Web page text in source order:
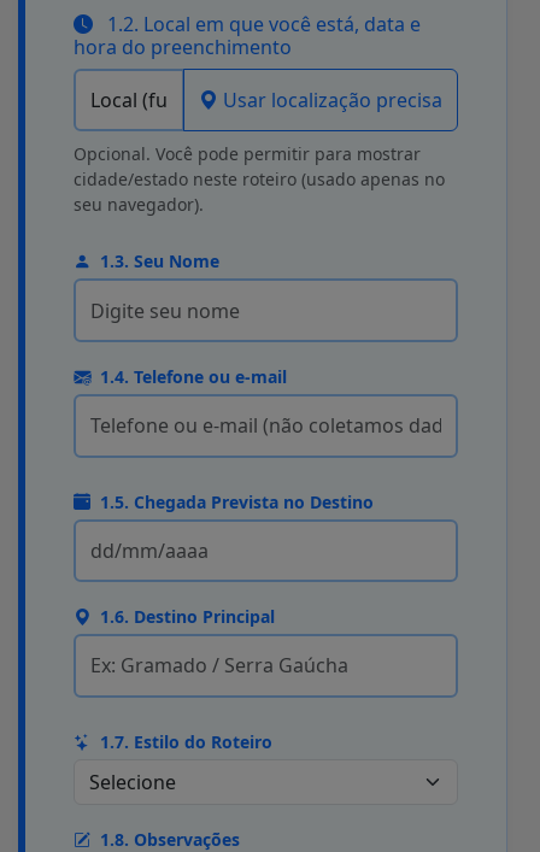
1.2. Local em que você está, data e
hora do preenchimento
Usar localização precisa
Opcional. Você pode permitir para mostrar
cidade/estado neste roteiro (usado apenas no
seu navegador).
1.3. Seu Nome
1.4. Telefone ou e-mail
1.5. Chegada Prevista no Destino
1.6. Destino Principal
1.7. Estilo do Roteiro
1.8. Observações